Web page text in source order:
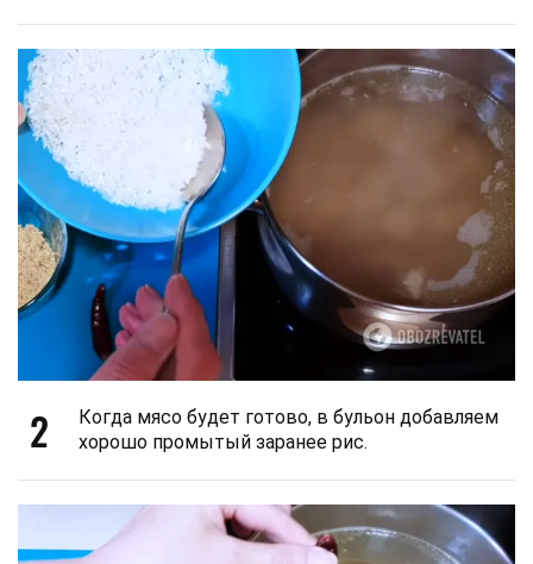
2
Когда мясо будет готово, в бульон добавляем
хорошо промытый заранее рис.